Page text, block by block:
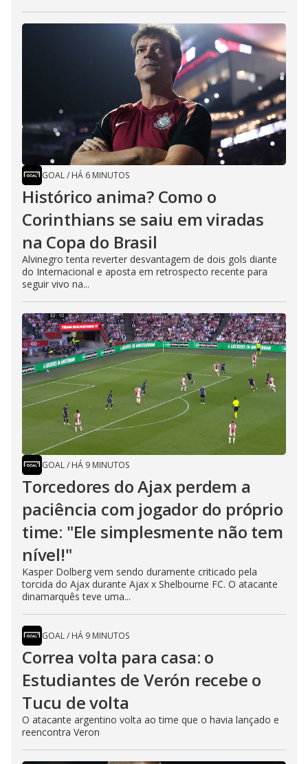
GOAL/ HÁ 6 MINUTOS
Histórico anima? Como o
Corinthians se saiu em viradas
na Copa do Brasil
Alvinegro tenta reverter desvantagem de dois gols diante
do Internacional e aposta em retrospecto recente para
seguir vivo na...
GOAL/ HÁ 9 MINUTOS
Torcedores do Ajax perdem a
paciência com jogador do próprio
time: "Ele simplesmente não tem
nível!"
Kasper Dolberg vem sendo duramente criticado pela
torcida do Ajax durante Ajax x Shelbourne FC. O atacante
dinamarquês teve uma...
GOAL/ HÁ 9 MINUTOS
Correa volta para casa: o
Estudiantes de Verón recebe o
Tucu de volta
O atacante argentino volta ao time que o havia lançado e
reencontra Veron